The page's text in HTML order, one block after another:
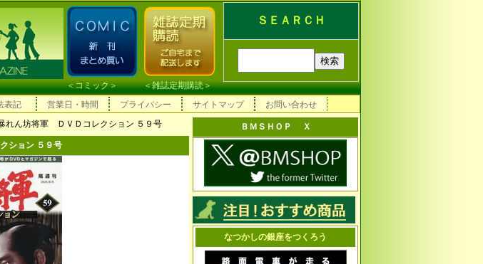
ＳＥＡＲＣＨ
＜コミック＞ ＜雑誌定期購読＞
表記 営業日・時間 プライバシー サイトマップ お問い合わせ
れん坊将軍 ＤＶＤコレクション ５９号
ション ５９号
ＢＭＳＨＯＰ Ｘ
なつかしの銀座をつくろう